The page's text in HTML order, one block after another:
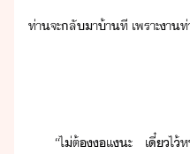
ท่า​จะ​ลัา​้า​ที​ ​เพราะ​า​
“​ไ่ต้​แ​ะ​ ​เี๋​ไ